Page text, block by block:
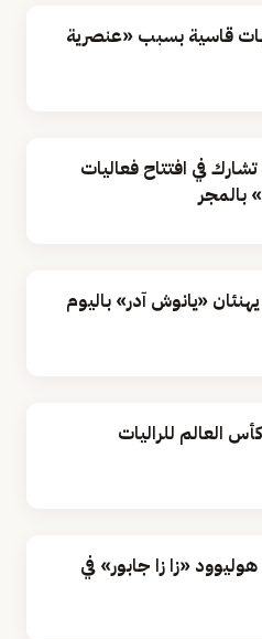
قاسية بسبب «عنصرية
في افتتاح فعاليات
«يانوش آدر» باليوم
العالم للراليات
«زا زا جابور» في